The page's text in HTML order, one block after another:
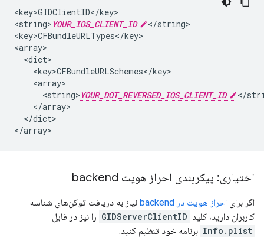
<key>GIDClientID</key>
<string> YOUR_IOS_CLIENT_ID
</string>
<key>CFBundleURLTypes</key>
<array>
  <dict>
    <key>CFBundleURLSchemes</key>
    <array>
      <string>
YOUR_DOT_REVERSED_IOS_CLIENT_ID
</
    </array>
  </dict>
</array>
اختیاری: پیکربندی احراز هویت backend
اگر برای احراز هویت در backend
نیاز به دریافت توکن‌های شناسه
کاربران دارید، کلید GIDServerClientID را نیز در فایل
Info.plist برنامه خود تنظیم کنید.